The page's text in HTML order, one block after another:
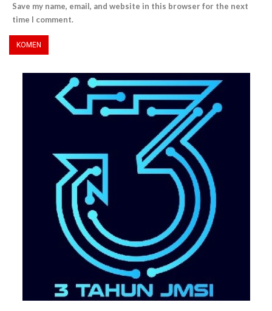
Save my name, email, and website in this browser for the next
time I comment.